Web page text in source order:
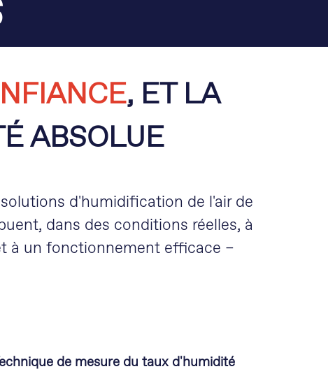
, ET LA
ABSOLUE
d'humidification de l'air de
dans des conditions réelles, à
à un fonctionnement efficace –
de mesure du taux d'humidité